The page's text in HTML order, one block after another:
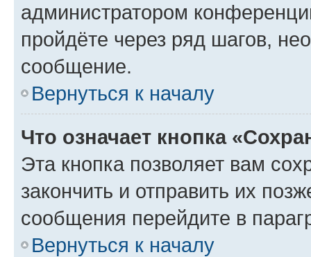
администратором
пройдёте через ряд шагов,
сообщение.
Вернуться к началу
Что означает кнопка
Эта кнопка позволяет вам
закончить и отправить их
сообщения перейдите в
Вернуться к началу